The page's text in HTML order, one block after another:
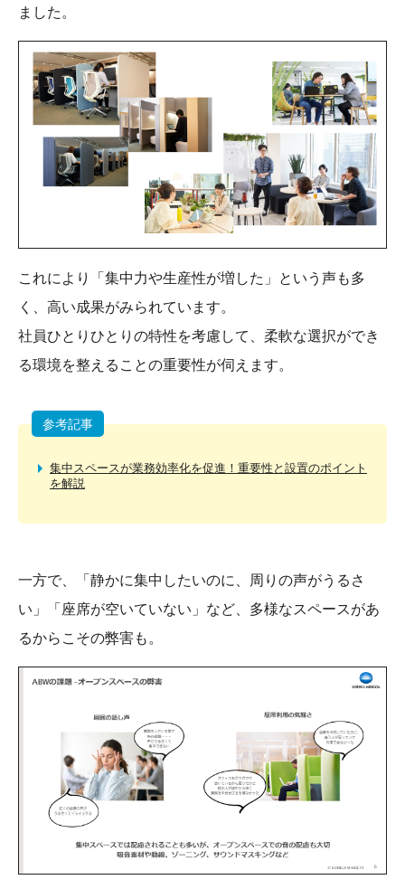
ました。
これにより「集中力や生産性が増した」という声も多
く、高い成果がみられています。
社員ひとりひとりの特性を考慮して、柔軟な選択ができ
る環境を整えることの重要性が伺えます。
参考記事
集中スペースが業務効率化を促進！重要性と設置のポイント
を解説
一方で、「静かに集中したいのに、周りの声がうるさ
い」「座席が空いていない」など、多様なスペースがあ
るからこその弊害も。